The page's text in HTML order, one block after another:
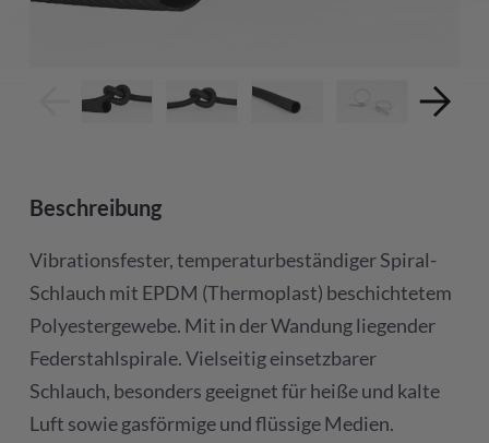
Beschreibung
Vibrationsfester, temperaturbeständiger Spiral-
Schlauch mit EPDM (Thermoplast) beschichtetem
Polyestergewebe. Mit in der Wandung liegender
Federstahlspirale. Vielseitig einsetzbarer
Schlauch, besonders geeignet für heiße und kalte
Luft sowie gasförmige und flüssige Medien.